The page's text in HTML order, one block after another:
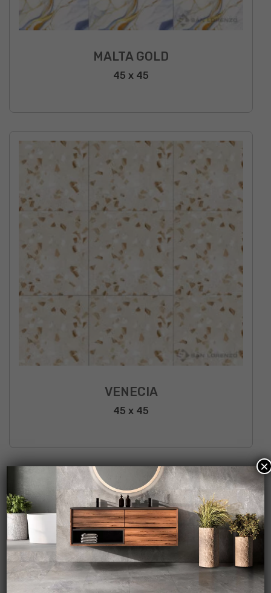
MALTA GOLD
45 x 45
VENECIA
45 x 45
×